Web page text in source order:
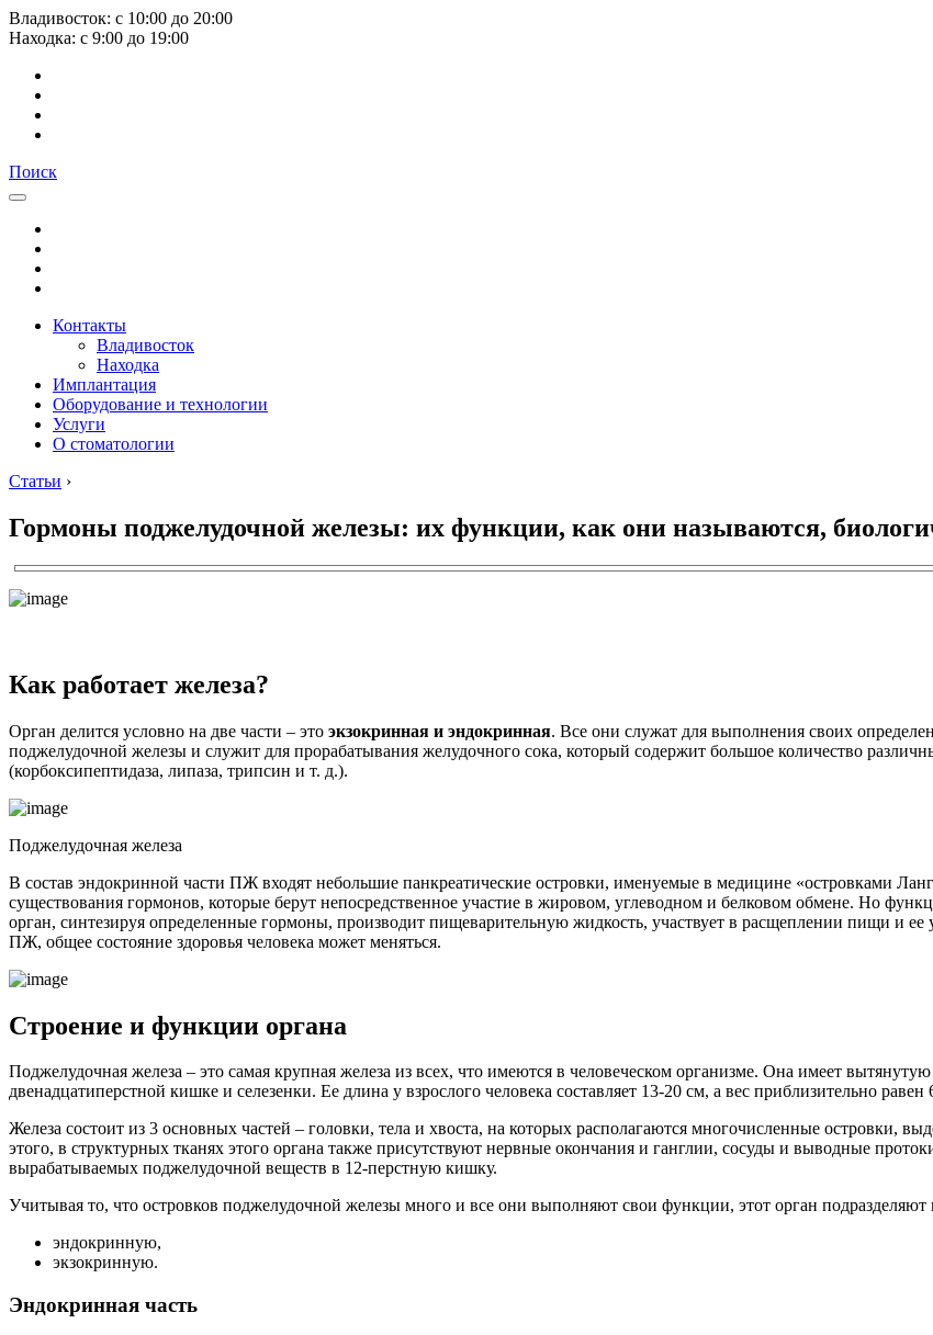
Владивосток: с 10:00 до 20:00
Находка: с 9:00 до 19:00
Поиск
Контакты
Владивосток
Находка
Имплантация
Оборудование и технологии
Услуги
О стоматологии
Статьи ›
Гормоны поджелудочной железы: их функции, как они называются,
Как работает железа?
Орган делится условно на две части – это экзокринная и эндокринная. Все они служат для выполнения своих
поджелудочной железы и служит для прорабатывания желудочного сока, который содержит большое количество
(корбоксипептидаза, липаза, трипсин и т. д.).
Поджелудочная железа
В состав эндокринной части ПЖ входят небольшие панкреатические островки, именуемые в медицине «островками
существования гормонов, которые берут непосредственное участие в жировом, углеводном и белковом обмене. Но
орган, синтезируя определенные гормоны, производит пищеварительную жидкость, участвует в расщеплении пищи и ее
ПЖ, общее состояние здоровья человека может меняться.
Строение и функции органа
Поджелудочная железа – это самая крупная железа из всех, что имеются в человеческом организме. Она имеет
двенадцатиперстной кишке и селезенки. Ее длина у взрослого человека составляет 13-20 см, а вес приблизительно равен
Железа состоит из 3 основных частей – головки, тела и хвоста, на которых располагаются многочисленные островки,
этого, в структурных тканях этого органа также присутствуют нервные окончания и ганглии, сосуды и выводные
вырабатываемых поджелудочной веществ в 12-перстную кишку.
Учитывая то, что островков поджелудочной железы много и все они выполняют свои функции, этот орган подразделяют
эндокринную,
экзокринную.
Эндокринная часть